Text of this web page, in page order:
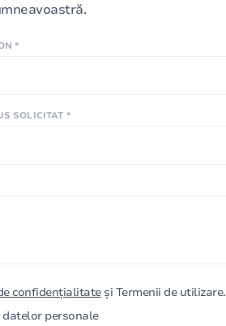
*
SOLICITAT *
confidențialitateși Termenii de utilizare.
datelor personale